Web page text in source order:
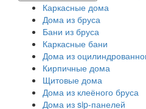
Каркасные дома
Дома из бруса
Бани из бруса
Каркасные бани
Дома из
Кирпичные дома
Щитовые дома
Дома из клеёного бруса
Дома из sip-панелей